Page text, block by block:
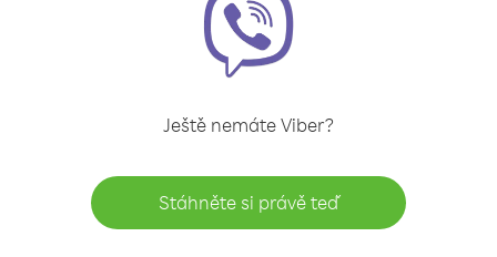
Ještě nemáte Viber?
Stáhněte si právě teď